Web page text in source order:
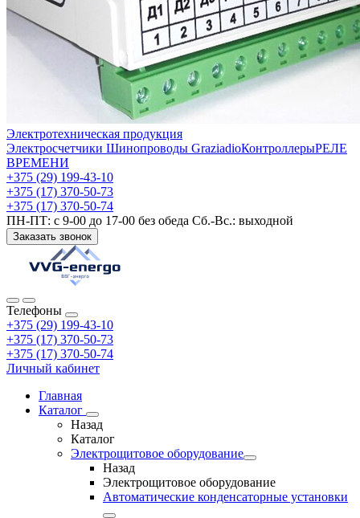
Электротехническая продукция
Электросчетчики Шинопроводы GraziadioКонтроллерыРЕЛЕ
ВРЕМЕНИ
+375 (29) 199-43-10
+375 (17) 370-50-73
+375 (17) 370-50-74
ПН-ПТ: с 9-00 до 17-00 без обеда Сб.-Вс.: выходной
Заказать звонок
Телефоны
+375 (29) 199-43-10
+375 (17) 370-50-73
+375 (17) 370-50-74
Личный кабинет
Главная
Каталог
Назад
Каталог
Электрощитовое оборудование
Назад
Электрощитовое оборудование
Автоматические конденсаторные установки